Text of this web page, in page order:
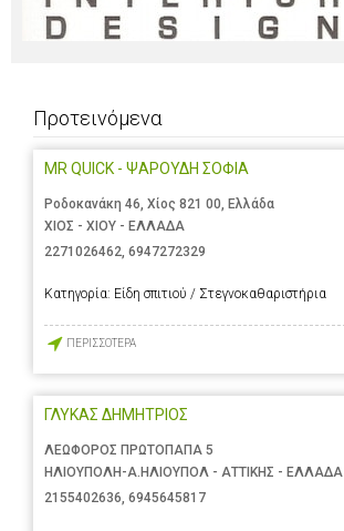
Προτεινόμενα
MR QUICK - ΨΑΡΟΥΔΗ ΣΟΦΙΑ
Ροδοκανάκη 46, Χίος 821 00, Ελλάδα
ΧΙΟΣ - ΧΙΟΥ - ΕΛΛΑΔΑ
2271026462 6947272329
Κατηγορία: Είδη σπιτιού / Στεγνοκαθαριστήρια
ΠΕΡΙΣΣΟΤΕΡΑ
ΓΛΥΚΑΣ ΔΗΜΗΤΡΙΟΣ
ΛΕΩΦΟΡΟΣ ΠΡΩΤΟΠΑΠΑ 5
ΗΛΙΟΥΠΟΛΗ-Α.ΗΛΙΟΥΠΟΛ - ΑΤΤΙΚΗΣ - ΕΛΛΑΔΑ
2155402636, 6945645817